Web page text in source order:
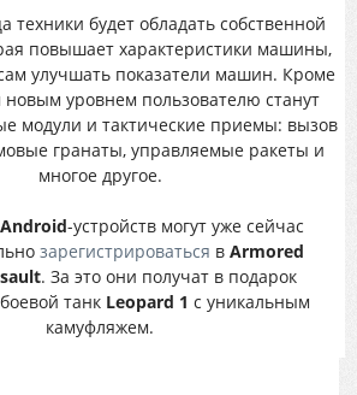
техники будет обладать собственной
повышает характеристики машины,
улучшать показатели машин. Кроме
новым уровнем пользователю станут
модули и тактические приемы: вызов
гранаты, управляемые ракеты и
многое другое.
Android-устройств могут уже сейчас
зарегистрироваться в Armored
. За это они получат в подарок
танк Leopard 1 с уникальным
камуфляжем.